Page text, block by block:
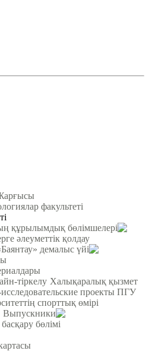
факультеті
құрылымдық бөлімшелері
әлеуметтік қолдау
демалыс үйі
тіркелу Халықаралық қызмет
проекты ПГУ
спорттық өмірі
Выпускники
бөлімі